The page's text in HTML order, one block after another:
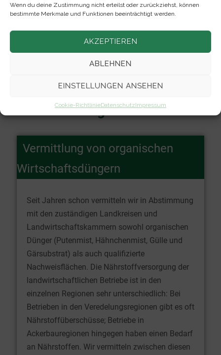
Wenn du deine Zustimmung nicht erteilst oder zurückziehst, können
bestimmte Merkmale und Funktionen beeinträchtigt werden.
AKZEPTIEREN
ABLEHNEN
EINSTELLUNGEN ANSEHEN
Cookie-RichtlinieDatenschutzImpressum
Dienstleistungen
Vermittlung von organischen
Wirtschaftsdüngern
Seit Jahren schon vermitteln wir in Abstimmung
mit den zuständigen Landkreisen und
Landwirtschaftskammern sowohl organischen
Dünger (Putenmist, Hähnchenmist, Gülle und
Gärsubstrat) als auch qualifizierte
Nachweisflächen. Die Nährstoffversorgung der
landwirtschaftlichen Betriebe ist in den
einzelnen Regionen sehr unterschiedlich: Bei
Betrieben in den Veredelungsregionen gibt es oft
Nährstoffüberschüsse; Betriebe in
Ackerbauregionen hingegen haben einen Bedarf
an Nährstoffen. Wir vermitteln zwischen diesen